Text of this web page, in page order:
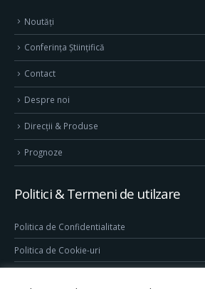
Noutăți
Conferința Științifică
Contact
Despre noi
Direcţii & Produse
Prognoze
Politici & Termeni de utilzare
Politica de Confidentialitate
Politica de Cookie-uri